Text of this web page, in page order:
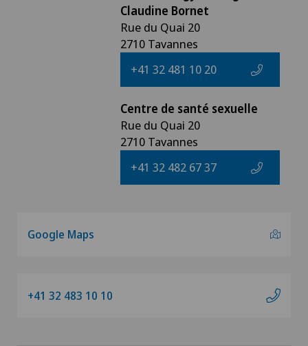
Claudine Bornet
Rue du Quai 20
2710 Tavannes
+41 32 481 10 20
Centre de santé sexuelle
Rue du Quai 20
2710 Tavannes
+41 32 482 67 37
Google Maps
+41 32 483 10 10